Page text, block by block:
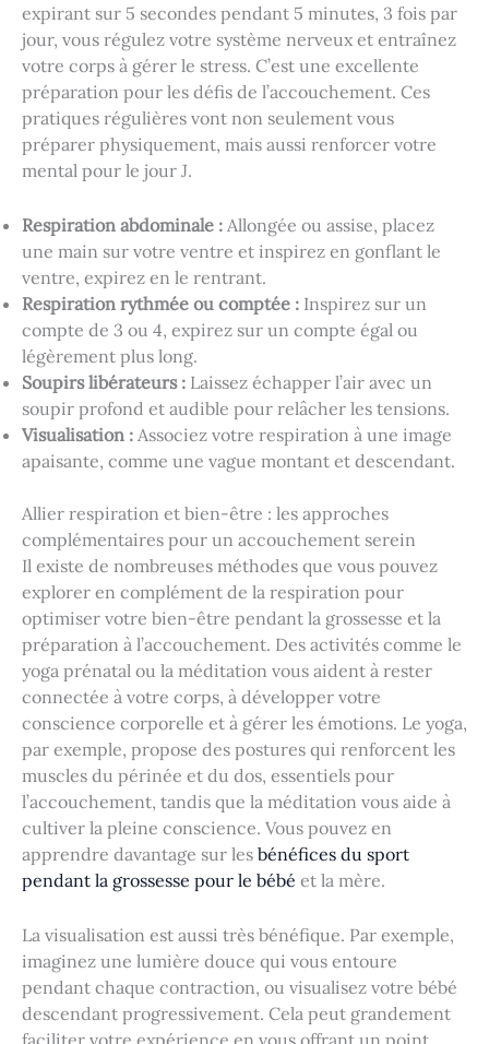
expirant sur 5 secondes pendant 5 minutes, 3 fois par
jour, vous régulez votre système nerveux et entraînez
votre corps à gérer le stress. C’est une excellente
préparation pour les défis de l’accouchement. Ces
pratiques régulières vont non seulement vous
préparer physiquement, mais aussi renforcer votre
mental pour le jour J.
Respiration abdominale : Allongée ou assise, placez
une main sur votre ventre et inspirez en gonflant le
ventre, expirez en le rentrant.
Respiration rythmée ou comptée : Inspirez sur un
compte de 3 ou 4, expirez sur un compte égal ou
légèrement plus long.
Soupirs libérateurs : Laissez échapper l’air avec un
soupir profond et audible pour relâcher les tensions.
Visualisation : Associez votre respiration à une image
apaisante, comme une vague montant et descendant.
Allier respiration et bien-être : les approches
complémentaires pour un accouchement serein
Il existe de nombreuses méthodes que vous pouvez
explorer en complément de la respiration pour
optimiser votre bien-être pendant la grossesse et la
préparation à l’accouchement. Des activités comme le
yoga prénatal ou la méditation vous aident à rester
connectée à votre corps, à développer votre
conscience corporelle et à gérer les émotions. Le yoga,
par exemple, propose des postures qui renforcent les
muscles du périnée et du dos, essentiels pour
l’accouchement, tandis que la méditation vous aide à
cultiver la pleine conscience. Vous pouvez en
apprendre davantage sur les bénéfices du sport
pendant la grossesse pour le bébé et la mère.
La visualisation est aussi très bénéfique. Par exemple,
imaginez une lumière douce qui vous entoure
pendant chaque contraction, ou visualisez votre bébé
descendant progressivement. Cela peut grandement
faciliter votre expérience en vous offrant un point